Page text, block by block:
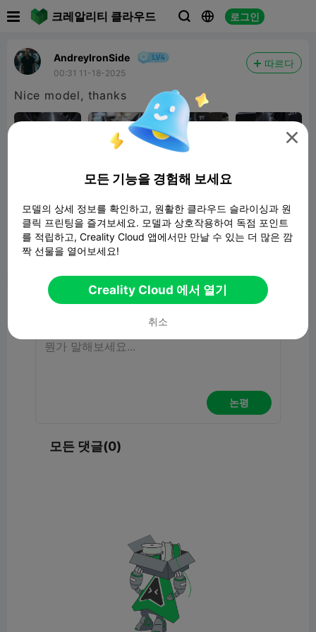
크레알리티 클라우드   로그인
AndreyIronSide
00:31 11-18-2025
따르다
Nice model, thanks
Spooky Bat
34.83MB 관련 3D 모델
논평
모든 댓글(0)

모든 기능을 경험해 보세요
모델의 상세 정보를 확인하고, 원활한 클라우드 슬라이싱과 원
클릭 프린팅을 즐겨보세요. 모델과 상호작용하여 독점 포인트
를 적립하고, Creality Cloud 앱에서만 만날 수 있는 더 많은 깜
짝 선물을 열어보세요!
Creality Cloud 에서 열기
취소